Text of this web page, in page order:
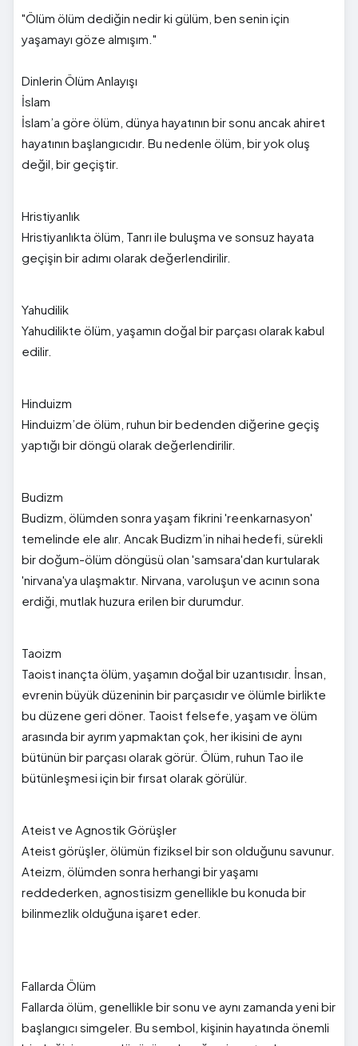
"Ölüm ölüm dediğin nedir ki gülüm, ben senin için
yaşamayı göze almışım."
Dinlerin Ölüm Anlayışı
İslam
İslam’a göre ölüm, dünya hayatının bir sonu ancak ahiret
hayatının başlangıcıdır. Bu nedenle ölüm, bir yok oluş
değil, bir geçiştir.
Hristiyanlık
Hristiyanlıkta ölüm, Tanrı ile buluşma ve sonsuz hayata
geçişin bir adımı olarak değerlendirilir.
Yahudilik
Yahudilikte ölüm, yaşamın doğal bir parçası olarak kabul
edilir.
Hinduizm
Hinduizm’de ölüm, ruhun bir bedenden diğerine geçiş
yaptığı bir döngü olarak değerlendirilir.
Budizm
Budizm, ölümden sonra yaşam fikrini 'reenkarnasyon'
temelinde ele alır. Ancak Budizm’in nihai hedefi, sürekli
bir doğum-ölüm döngüsü olan 'samsara'dan kurtularak
'nirvana'ya ulaşmaktır. Nirvana, varoluşun ve acının sona
erdiği, mutlak huzura erilen bir durumdur.
Taoizm
Taoist inançta ölüm, yaşamın doğal bir uzantısıdır. İnsan,
evrenin büyük düzeninin bir parçasıdır ve ölümle birlikte
bu düzene geri döner. Taoist felsefe, yaşam ve ölüm
arasında bir ayrım yapmaktan çok, her ikisini de aynı
bütünün bir parçası olarak görür. Ölüm, ruhun Tao ile
bütünleşmesi için bir fırsat olarak görülür.
Ateist ve Agnostik Görüşler
Ateist görüşler, ölümün fiziksel bir son olduğunu savunur.
Ateizm, ölümden sonra herhangi bir yaşamı
reddederken, agnostisizm genellikle bu konuda bir
bilinmezlik olduğuna işaret eder.
Fallarda Ölüm
Fallarda ölüm, genellikle bir sonu ve aynı zamanda yeni bir
başlangıcı simgeler. Bu sembol, kişinin hayatında önemli